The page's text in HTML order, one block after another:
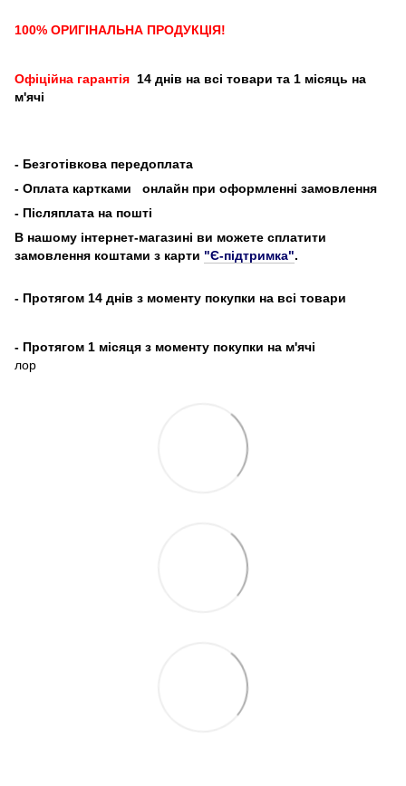
100% ОРИГІНАЛЬНА ПРОДУКЦІЯ!
Офіційна гарантія 14 днів на всі товари та 1 місяць на
м'ячі
- Безготівкова передоплата
- Оплата картками
онлайн при оформленні замовлення
- Післяплата на пошті
В нашому інтернет-магазині ви можете сплатити
замовлення коштами з карти "Є-підтримка".
- Протягом 14 днів з моменту покупки на всі товари
- Протягом 1 місяця з моменту покупки на м'ячі
лор